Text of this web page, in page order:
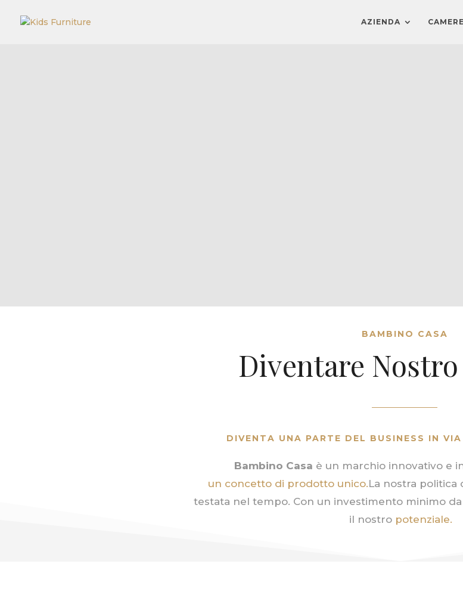
AZIENDA
BAMBINO CASA
Diventare
DIVENTA UNA PARTE DEL BUSINESS IN
Bambino Casa è un marchio innovativo e
un concetto di prodotto unico.La nostra politica
testata nel tempo. Con un investimento minimo
il nostro potenziale.